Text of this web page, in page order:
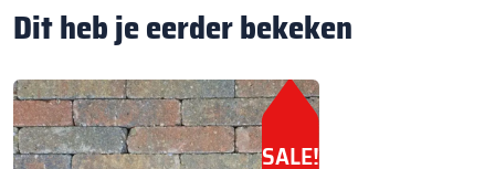
Dit heb je eerder bekeken
SALE!